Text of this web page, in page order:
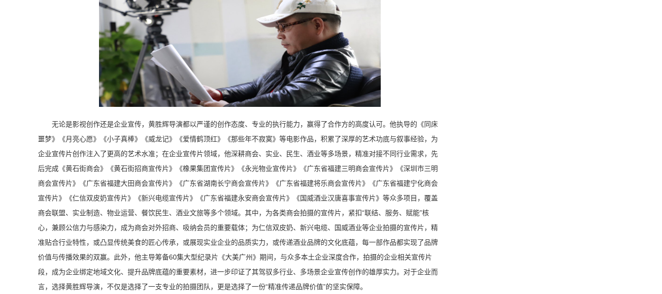
无论是影视创作还是企业宣传，黄胜辉导演都以严谨的创作态度、专业的执行能力，赢得了合作方的高度认可。他执导的《同床
噩梦》《月亮心愿》《小子真棒》《威龙记》《爱情鹤顶红》《那些年不寂寞》等电影作品，积累了深厚的艺术功底与叙事经验，为
企业宣传片创作注入了更高的艺术水准；在企业宣传片领域，他深耕商会、实业、民生、酒业等多场景，精准对接不同行业需求，先
后完成《黄石街商会》《黄石街招商宣传片》《橡果集团宣传片》《永光物业宣传片》《广东省福建三明商会宣传片》《深圳市三明
商会宣传片》《广东省福建大田商会宣传片》《广东省湖南长宁商会宣传片》《广东省福建将乐商会宣传片》《广东省福建宁化商会
宣传片》《仁信双皮奶宣传片》《新兴电缆宣传片》《广东省福建永安商会宣传片》《国威酒业汉唐喜事宣传片》等众多项目，覆盖
商会联盟、实业制造、物业运营、餐饮民生、酒业文旅等多个领域。其中，为各类商会拍摄的宣传片，紧扣“联结、服务、赋能”核
心，兼顾公信力与感染力，成为商会对外招商、吸纳会员的重要载体；为仁信双皮奶、新兴电缆、国威酒业等企业拍摄的宣传片，精
准贴合行业特性，或凸显传统美食的匠心传承，或展现实业企业的品质实力，或传递酒业品牌的文化底蕴，每一部作品都实现了品牌
价值与传播效果的双赢。此外，他主导筹备60集大型纪录片《大美广州》期间，与众多本土企业深度合作，拍摄的企业相关宣传片
段，成为企业绑定地域文化、提升品牌底蕴的重要素材，进一步印证了其驾驭多行业、多场景企业宣传创作的雄厚实力。对于企业而
言，选择黄胜辉导演，不仅是选择了一支专业的拍摄团队，更是选择了一份“精准传递品牌价值”的坚实保障。